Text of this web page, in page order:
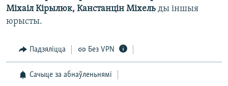
Міхаіл Кірылюк, Канстанцін Міхель ды іншыя
юрысты.
Падзяліцца Без VPN
Сачыце за абнаўленьнямі